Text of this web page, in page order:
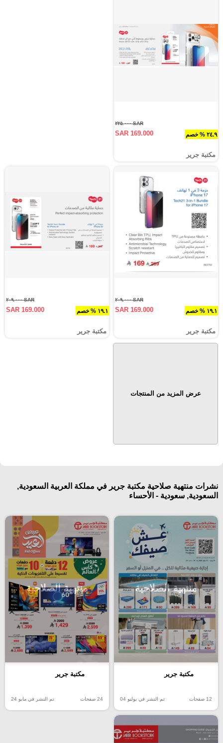
٢٤.٩ % خصم
SAR ٢٢٥.٠٠٠
SAR 169.000
مكتبة جرير
١٩.١ % خصم
SAR ٢٠٩.٠٠٠
SAR 169.000
مكتبة جرير
١٩.١ % خصم
SAR ٢٠٩.٠٠٠
SAR 169.000
مكتبة جرير
عرض المزيد من المنتجات
نشرات منتهية صلاحية مكتبة جرير في مملكة العربية السعودية,
السعودية, سعودية - الأحساء‎
منتهية الصلاحية
مكتبة جرير
12 صفحات تم النشر في يوليو 04
منتهية الصلاحية
مكتبة جرير
24 صفحات تم النشر في مايو 24